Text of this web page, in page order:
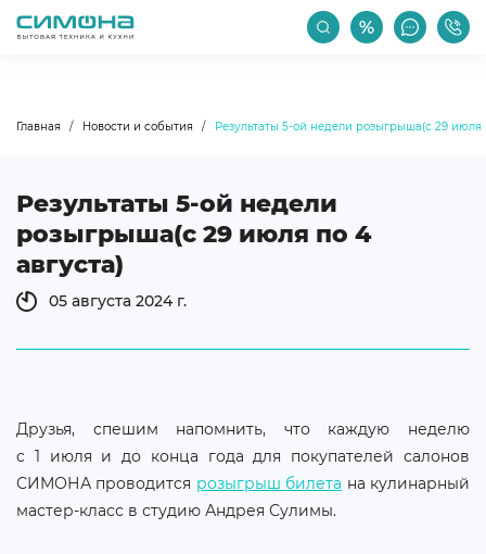
РАСПРОДАЖА ПРОИЗВОДИТЕЛИ
Главная Новости и события Результаты 5-ой недели розыгрыша(с 29 июля
Результаты 5-ой недели
розыгрыша(с 29 июля по 4
августа)
05 августа 2024 г.
Друзья, спешим напомнить, что каждую неделю
с 1 июля и до конца года для покупателей салонов
СИМОНА проводится розыгрыш билета на кулинарный
мастер-класс в студию Андрея Сулимы.